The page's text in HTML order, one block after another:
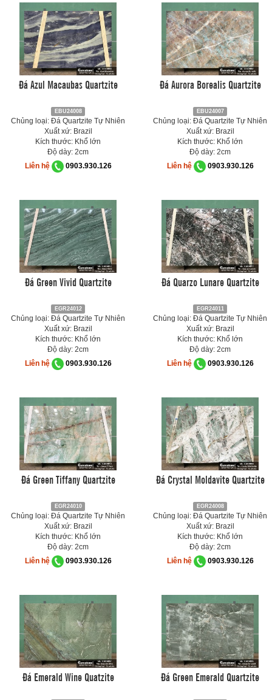
Đá Azul Macaubas Quartzite
EBU24008
Chủng loại: Đá Quartzite Tự Nhiên
Xuất xứ: Brazil
Kích thước: Khổ lớn
Độ dày: 2cm
Liên hệ
0903.930.126
Đá Aurora Borealis Quartzite
EBU24007
Chủng loại: Đá Quartzite Tự Nhiên
Xuất xứ: Brazil
Kích thước: Khổ lớn
Độ dày: 2cm
Liên hệ
0903.930.126
Đá Green Vivid Quartzite
EGR24012
Chủng loại: Đá Quartzite Tự Nhiên
Xuất xứ: Brazil
Kích thước: Khổ lớn
Độ dày: 2cm
Liên hệ
0903.930.126
Đá Quarzo Lunare Quartzite
EGR24011
Chủng loại: Đá Quartzite Tự Nhiên
Xuất xứ: Brazil
Kích thước: Khổ lớn
Độ dày: 2cm
Liên hệ
0903.930.126
Đá Green Tiffany Quartzite
EGR24010
Chủng loại: Đá Quartzite Tự Nhiên
Xuất xứ: Brazil
Kích thước: Khổ lớn
Độ dày: 2cm
Liên hệ
0903.930.126
Đá Crystal Moldavite Quartzite
EGR24008
Chủng loại: Đá Quartzite Tự Nhiên
Xuất xứ: Brazil
Kích thước: Khổ lớn
Độ dày: 2cm
Liên hệ
0903.930.126
Đá Emerald Wine Quatzite Đá Green Emerald Quartzite